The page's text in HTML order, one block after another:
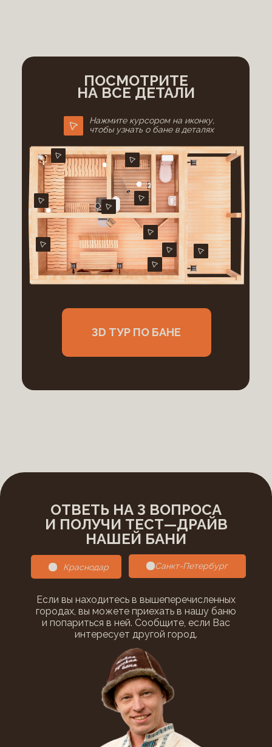
ПОСМОТРИТЕ
НА ВСЕ ДЕТАЛИ
Нажмите курсором на иконку,
чтобы узнать о бане в деталях
3D ТУР ПО БАНЕ
ОТВЕТЬ НА 3 ВОПРОСА
И ПОЛУЧИ ТЕСТ—ДРАЙВ
НАШЕЙ БАНИ
Краснодар Санкт-Петербург
Если вы находитесь в вышеперечисленных
городах, вы можете приехать в нашу баню
и попариться в ней. Сообщите, если Вас
интересует другой город.